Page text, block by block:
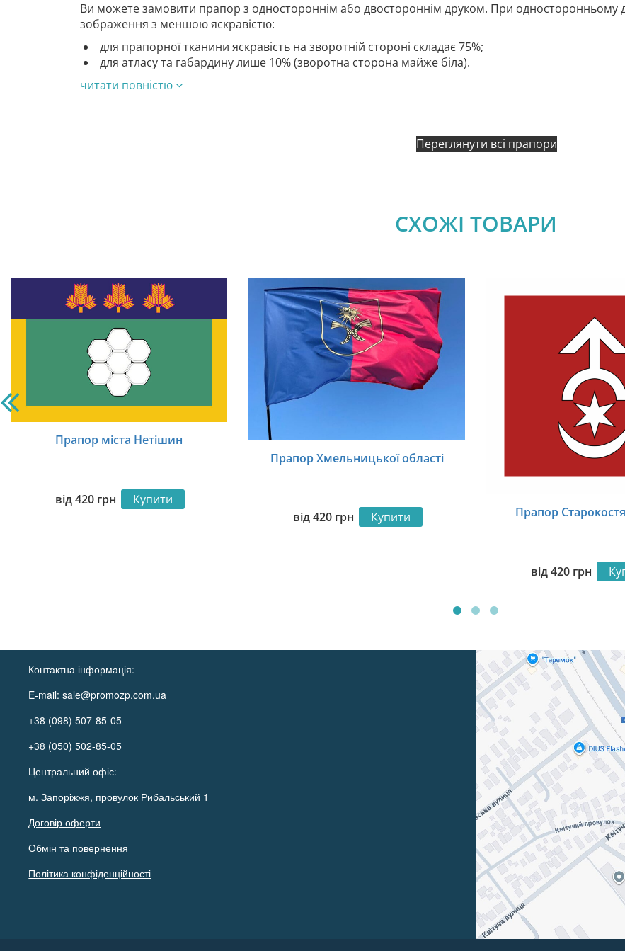
Ви можете замовити прапор з одностороннім або двостороннім друком. При односторонньому
зображення з меншою яскравістю:
для прапорної тканини яскравість на зворотній стороні складає 75%;
для атласу та габардину лише 10% (зворотна сторона майже біла).
читати повністю
Переглянути всі прапори
СХОЖІ ТОВАРИ
Прапор міста Нетішин
від420 грн Купити
Прапор Хмельницької області
від420 грн Купити Прапор
від420 грн
Контактна інформація:
E-mail:sale@promozp.com.ua
+38 (098) 507-85-05
+38 (050) 502-85-05
Центральний офіс:
м. Запоріжжя, провулок Рибальський 1
Договір оферти
Обмін та повернення
Політика конфіденційності